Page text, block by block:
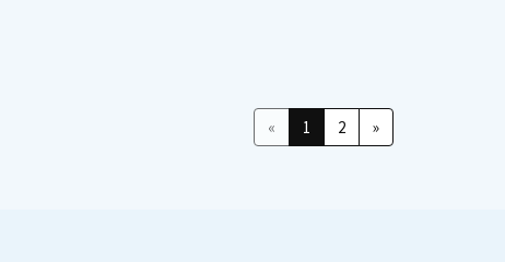
« 1 2 »